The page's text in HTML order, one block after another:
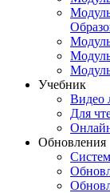
Учебник
Видео
Для
Обновления